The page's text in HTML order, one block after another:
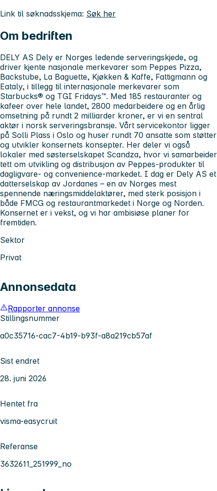
Link til søknadsskjema: Søk her
Om bedriften
DELY AS Dely er Norges ledende serveringskjede, og
driver kjente nasjonale merkevarer som Peppes Pizza,
Backstube, La Baguette, Kjøkken & Kaffe, Fattigmann og
Eataly, i tillegg til internasjonale merkevarer som
Starbucks® og TGI Fridays™. Med 185 restauranter og
kafeer over hele landet, 2800 medarbeidere og en årlig
omsetning på rundt 2 milliarder kroner, er vi en sentral
aktør i norsk serveringsbransje. Vårt servicekontor ligger
på Solli Plass i Oslo og huser rundt 70 ansatte som støtter
og utvikler konsernets konsepter. Her deler vi også
lokaler med søsterselskapet Scandza, hvor vi samarbeider
tett om utvikling og distribusjon av Peppes-produkter til
dagligvare- og convenience-markedet. I dag er Dely AS et
datterselskap av Jordanes – en av Norges mest
spennende næringsmiddelaktører, med sterk posisjon i
både FMCG og restaurantmarkedet i Norge og Norden.
Konsernet er i vekst, og vi har ambisiøse planer for
fremtiden.
Sektor
Privat
Annonsedata
Rapporter annonse
Stillingsnummer
a0c35716-cac7-4b19-b93f-a8a219cb57af
Sist endret
28. juni 2026
Hentet fra
visma-easycruit
Referanse
3632611_251999_no